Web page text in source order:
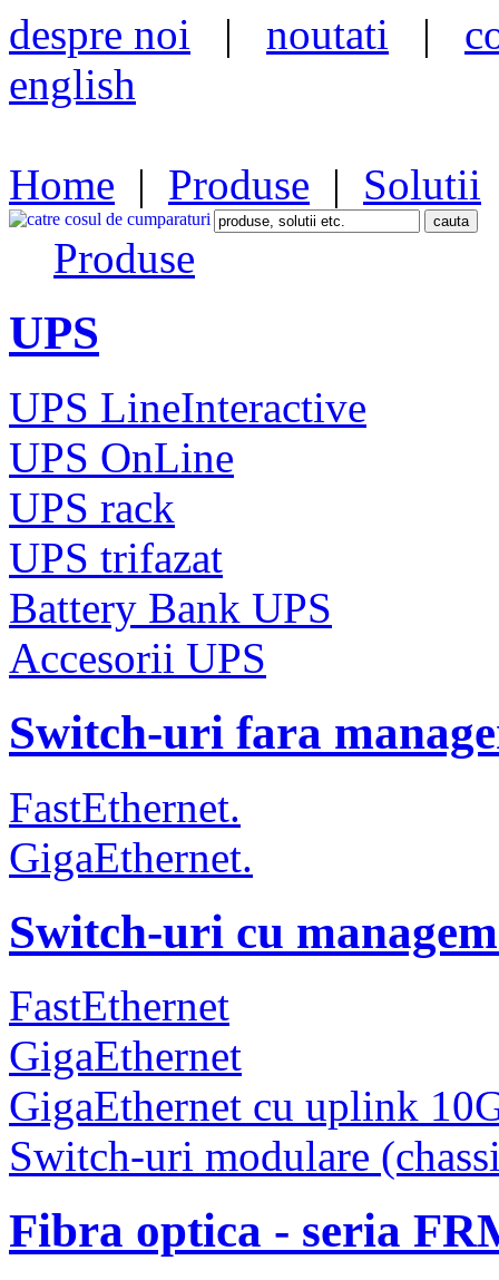
despre noi | noutati |
english
Home | Produse | Solutii
Produse
UPS
UPS LineInteractive
UPS OnLine
UPS rack
UPS trifazat
Battery Bank UPS
Accesorii UPS
Switch-uri fara
FastEthernet.
GigaEthernet.
Switch-uri cu
FastEthernet
GigaEthernet
GigaEthernet cu uplink
Switch-uri modulare
Fibra optica - seria